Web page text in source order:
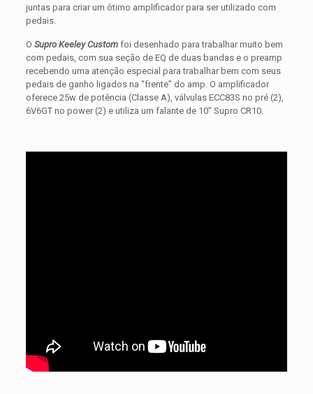
juntas para criar um ótimo amplificador para ser utilizado com
pedais.
O Supro Keeley Customfoi desenhado para trabalhar muito bem
com pedais, com sua seção de EQ de duas bandas e o preamp
recebendo uma atenção especial para trabalhar bem com seus
pedais de ganho ligados na “frente” do amp. O amplificador
oferece 25w de potência (Classe A), válvulas ECC83S no pré (2),
6V6GT no power (2) e utiliza um falante de 10″ Supro CR10.